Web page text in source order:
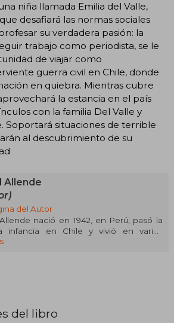
niña llamada Emilia del Valle,
desafiará las normas sociales
su verdadera pasión: la
trabajo como periodista, se le
de viajar como
guerra civil en Chile, donde
en quiebra. Mientras cubre
la estancia en el país
con la familia Del Valle y
Soportará situaciones de terrible
al descubrimiento de su
Allende
del Autor
nació en 1942, en Perú, pasó la
infancia en Chile y vivió en varios
en su adolescencia y juventud. Después
en Venezuela. En 1982 su primera novela,
del libro